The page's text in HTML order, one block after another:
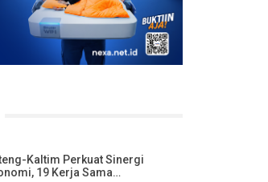
Kaltim Perkuat Sinergi
19 Kerja Sama…